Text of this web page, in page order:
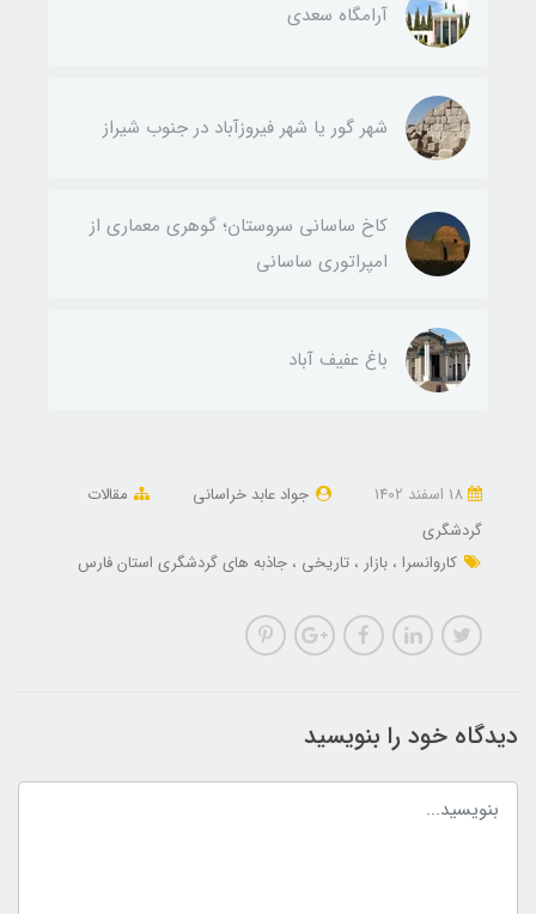
آرامگاه سعدی
شهر گور یا شهر فیروزآباد در جنوب شیراز
کاخ ساسانی سروستان؛ گوهری معماری از
امپراتوری ساسانی
باغ عفیف آباد
جواد عابد خراسانی
مقالات
گردشگری
کاروانسرا بازار تاریخی جاذبه های گردشگری استان فارس
دیدگاه خود را بنویسید